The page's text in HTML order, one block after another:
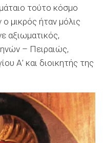
τούτο κόσμο
μικρός ήταν μόλις
αξιωματικός,
– Πειραιώς,
Α’ και διοικητής της